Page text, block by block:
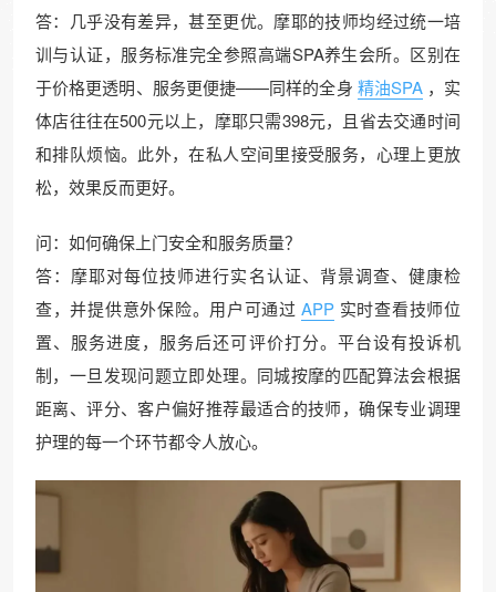
答：几乎没有差异，甚至更优。摩耶的技师均经过统一培
训与认证，服务标准完全参照高端SPA养生会所。区别在
于价格更透明、服务更便捷——同样的全身 精油SPA ，实
体店往往在500元以上，摩耶只需398元，且省去交通时间
和排队烦恼。此外，在私人空间里接受服务，心理上更放
松，效果反而更好。
问：如何确保上门安全和服务质量？
答：摩耶对每位技师进行实名认证、背景调查、健康检
查，并提供意外保险。用户可通过 APP 实时查看技师位
置、服务进度，服务后还可评价打分。平台设有投诉机
制，一旦发现问题立即处理。同城按摩的匹配算法会根据
距离、评分、客户偏好推荐最适合的技师，确保专业调理
护理的每一个环节都令人放心。